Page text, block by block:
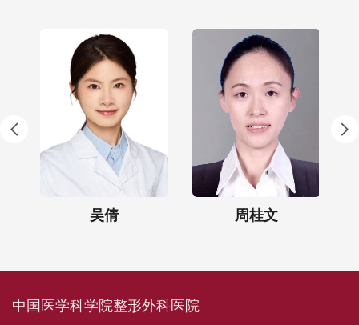
吴倩 周桂文
中国医学科学院整形外科医院